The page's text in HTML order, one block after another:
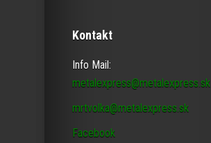
Kontakt
Info Mail:
metalexpress@metalexpress.sk
mrtvolka@metalexpress.sk
Facebook